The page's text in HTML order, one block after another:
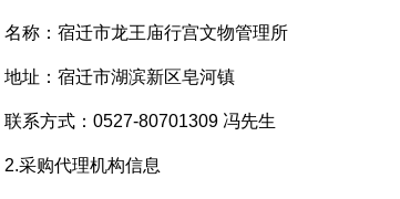
名称：宿迁市龙王庙行宫文物管理所
地址：宿迁市湖滨新区皂河镇
联系方式： 0527-80701309 冯先生
2.采购代理机构信息